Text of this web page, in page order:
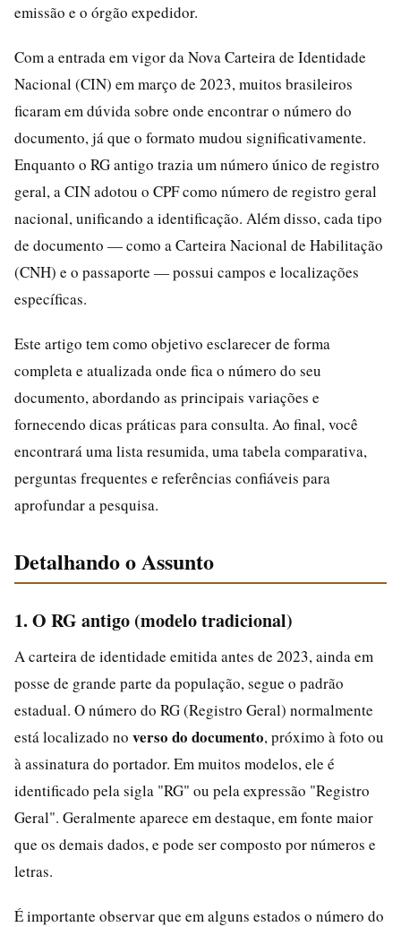
emissão e o órgão expedidor.
Com a entrada em vigor da Nova Carteira de Identidade
Nacional (CIN) em março de 2023, muitos brasileiros
ficaram em dúvida sobre onde encontrar o número do
documento, já que o formato mudou significativamente.
Enquanto o RG antigo trazia um número único de registro
geral, a CIN adotou o CPF como número de registro geral
nacional, unificando a identificação. Além disso, cada tipo
de documento — como a Carteira Nacional de Habilitação
(CNH) e o passaporte — possui campos e localizações
específicas.
Este artigo tem como objetivo esclarecer de forma
completa e atualizada onde fica o número do seu
documento, abordando as principais variações e
fornecendo dicas práticas para consulta. Ao final, você
encontrará uma lista resumida, uma tabela comparativa,
perguntas frequentes e referências confiáveis para
aprofundar a pesquisa.
Detalhando o Assunto
1. O RG antigo (modelo tradicional)
A carteira de identidade emitida antes de 2023, ainda em
posse de grande parte da população, segue o padrão
estadual. O número do RG (Registro Geral) normalmente
está localizado no verso do documento, próximo à foto ou
à assinatura do portador. Em muitos modelos, ele é
identificado pela sigla "RG" ou pela expressão "Registro
Geral". Geralmente aparece em destaque, em fonte maior
que os demais dados, e pode ser composto por números e
letras.
É importante observar que em alguns estados o número do